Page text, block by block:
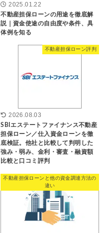
2025.01.22
不動産担保ローンの用途を徹底解
説｜資金使途の自由度や条件、具
体例を知る
不動産担保ローン評判
2026.08.03
SBIエステートファイナンス不動産
担保ローン／仕入資金ローンを徹
底検証。他社と比較して判明した
強み・弱み、金利・審査・融資額
比較と口コミ評判
不動産担保ローンと他の資金調達方法の
違い